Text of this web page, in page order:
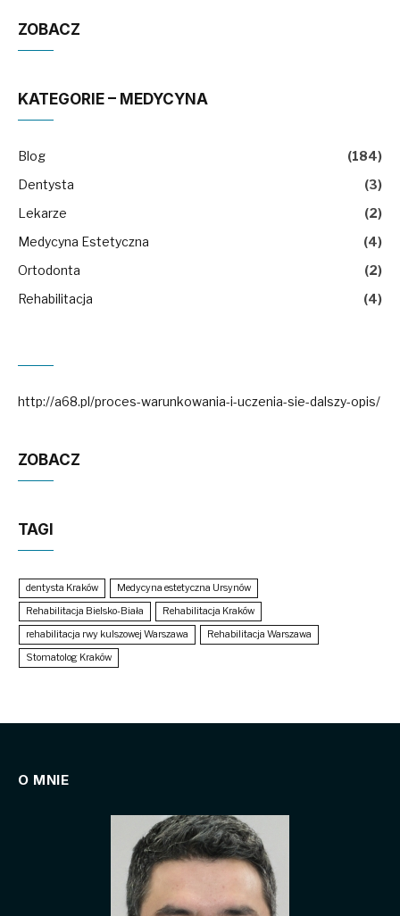
ZOBACZ
KATEGORIE – MEDYCYNA
Blog
(184)
Dentysta
(3)
Lekarze
(2)
Medycyna Estetyczna
(4)
Ortodonta
(2)
Rehabilitacja
(4)
http://a68.pl/proces-warunkowania-i-uczenia-sie-dalszy-opis/
ZOBACZ
TAGI
dentysta Kraków
Medycyna estetyczna Ursynów
Rehabilitacja Bielsko-Biała
Rehabilitacja Kraków
rehabilitacja rwy kulszowej Warszawa
Rehabilitacja Warszawa
Stomatolog Kraków
O MNIE